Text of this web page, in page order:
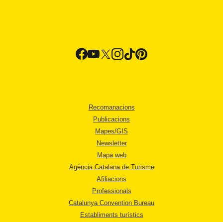
Recomanacions
Publicacions
Mapes/GIS
Newsletter
Mapa web
Agència Catalana de Turisme
Afiliacions
Professionals
Catalunya Convention Bureau
Establiments turístics